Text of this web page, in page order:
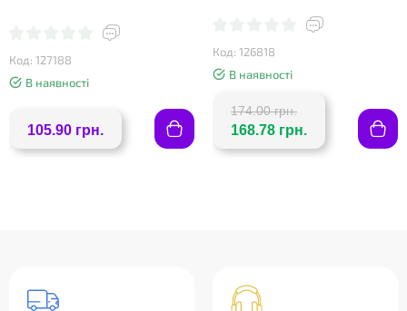
Код: 127188
В наявності
105.90 грн.
Код: 126818
В наявності
174.00 грн.
168.78 грн.